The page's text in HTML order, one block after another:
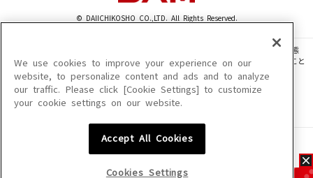
© DAIICHIKOSHO CO.,LTD. All Rights Reserved.
このサイトに掲載されている一切の文章・画像・写真・動画・音声等を、手段や形態
を問わず、著作権法の定める範囲を超えて無断で複製、転載、ファイル化などすること
を禁じます。
楽曲及びコンテンツは、機種によりご利用いただけない場合があります。
楽曲及びコンテンツの配信日、配信内容が変更になる場合があります。
We use cookies to improve your experience on our
website, to personalize content and ads and to analyze
our traffic. Please click [Cookie Settings] to customize
your cookie settings on our website.
Accept All Cookies
Cookies Settings